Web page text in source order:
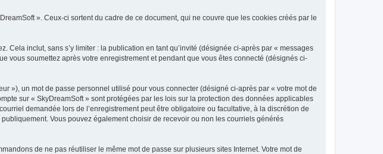
». Ceux-ci sortent du cadre de ce document, qui ne couvre que les cookies créés par le
inclut, sans s’y limiter : la publication en tant qu’invité (désignée ci-après par « messages
vous soumettez après votre enregistrement et pendant que vous êtes connecté (désignés ci-
»), un mot de passe personnel utilisé pour vous connecter (désigné ci-après par « votre mot de
sur « SkyDreamSoft » sont protégées par les lois sur la protection des données applicables
demandée lors de l’enregistrement peut être obligatoire ou facultative, à la discrétion de
Vous pouvez également choisir de recevoir ou non les courriels générés
de ne pas réutiliser le même mot de passe sur plusieurs sites Internet. Votre mot de